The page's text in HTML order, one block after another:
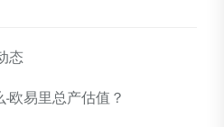
态
欧易里总产估值？